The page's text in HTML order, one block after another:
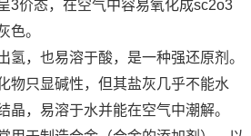
价态，在空气中容易氧化成sc2o3
色。
，也易溶于酸，是一种强还原剂。
只显碱性，但其盐灰几乎不能水
晶，易溶于水并能在空气中潮解。